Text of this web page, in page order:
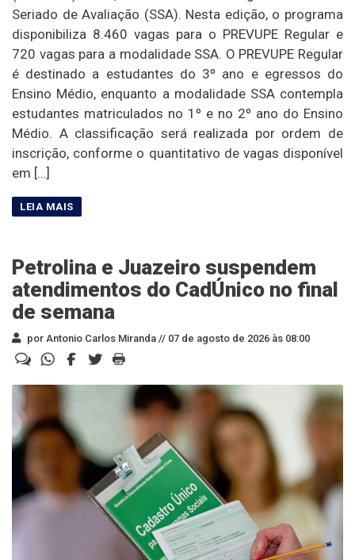
Seriado de Avaliação (SSA). Nesta edição, o programa
disponibiliza 8.460 vagas para o PREVUPE Regular e
720 vagas para a modalidade SSA. O PREVUPE Regular
é destinado a estudantes do 3º ano e egressos do
Ensino Médio, enquanto a modalidade SSA contempla
estudantes matriculados no 1º e no 2º ano do Ensino
Médio. A classificação será realizada por ordem de
inscrição, conforme o quantitativo de vagas disponível
em […]
Petrolina e Juazeiro suspendem
atendimentos do CadÚnico no final
de semana
por Antonio Carlos Miranda // 07 de agosto de 2026 às 08:00